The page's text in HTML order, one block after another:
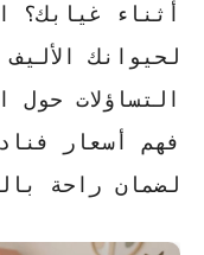
أثناء غيابك؟
لحيوانك
التساؤلات حول
فهم
أسعار
لضمان راحة